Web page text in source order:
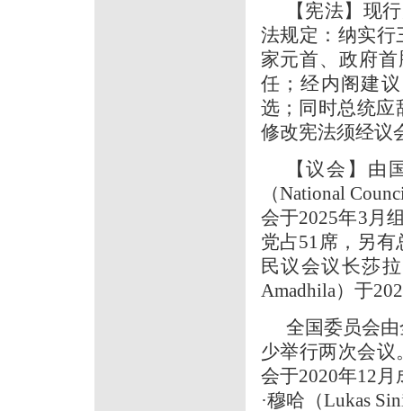
【宪法】现
法规定：纳实行
家元首、政府
任；经内阁建
选；同时总统应
修改宪法须经议
【议会】由
（National
会于2025年3月
党占51席，另
民议会议长莎
Amadhila）于
全国委员会
少举行两次会
会于2020年12月
·穆哈（Lukas